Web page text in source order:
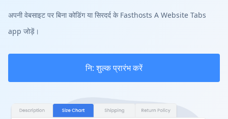
अपनी वेबसाइट पर बिना कोडिंग या सिरदर्द के Fasthosts A Website Tabs
app जोड़ें।
नि: शुल्क प्रारंभ करें